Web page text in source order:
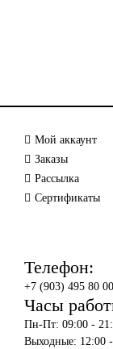
Мой аккаунт
Заказы
Рассылка
Сертификаты
Телефон:
+7 (903) 495 80 00
Часы
Пн-Пт: 09:00 -
Выходные: 12:00